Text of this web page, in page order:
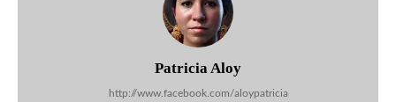
Patricia Aloy
http://www.facebook.com/aloypatricia